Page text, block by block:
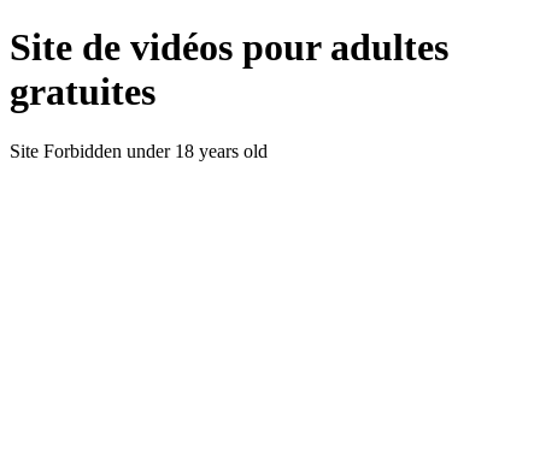
Site de vidéos pour adultes
gratuites
Site Forbidden under 18 years old